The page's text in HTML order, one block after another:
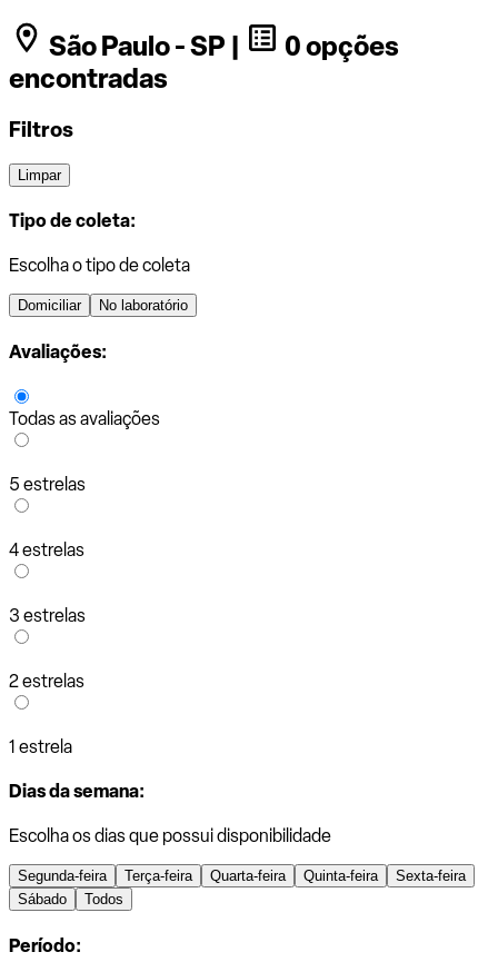
São Paulo - SP |
0 opções
encontradas
Filtros
Limpar
Tipo de coleta:
Escolha o tipo de coleta
Domiciliar No laboratório
Avaliações:
Todas as avaliações
5 estrelas
4 estrelas
3 estrelas
2 estrelas
1 estrela
Dias da semana:
Escolha os dias que possui disponibilidade
Segunda-feira Terça-feira Quarta-feira Quinta-feira
Sexta-feira
Sábado
Todos
Período: